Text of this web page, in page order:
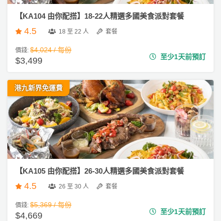
【KA104 由你配搭】18-22人精選多國美食派對套餐
4.5 18 至 22 人 套餐
價錢: $4,024 / 每份
$3,499 至少1天前預訂
港九新界免運費
【KA105 由你配搭】26-30人精選多國美食派對套餐
4.5 26 至 30 人 套餐
價錢: $5,369 / 每份
$4,669 至少1天前預訂